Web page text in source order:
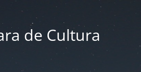
de Cultura